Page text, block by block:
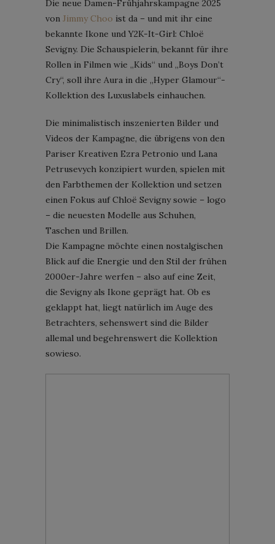
Die neue Damen-Frühjahrskampagne 2025
von Jimmy Choo ist da – und mit ihr eine
bekannte Ikone und Y2K-It-Girl: Chloë
Sevigny. Die Schauspielerin, bekannt für ihre
Rollen in Filmen wie „Kids“ und „Boys Don’t
Cry“, soll ihre Aura in die „Hyper Glamour“-
Kollektion des Luxuslabels einhauchen.
Die minimalistisch inszenierten Bilder und
Videos der Kampagne, die übrigens von den
Pariser Kreativen Ezra Petronio und Lana
Petrusevych konzipiert wurden, spielen mit
den Farbthemen der Kollektion und setzen
einen Fokus auf Chloë Sevigny sowie – logo
– die neuesten Modelle aus Schuhen,
Taschen und Brillen.
Die Kampagne möchte einen nostalgischen
Blick auf die Energie und den Stil der frühen
2000er-Jahre werfen – also auf eine Zeit,
die Sevigny als Ikone geprägt hat. Ob es
geklappt hat, liegt natürlich im Auge des
Betrachters, sehenswert sind die Bilder
allemal und begehrenswert die Kollektion
sowieso.